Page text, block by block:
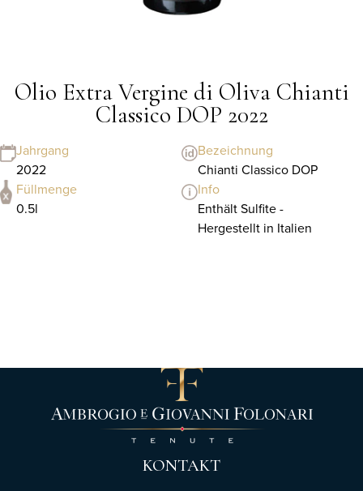
Olio Extra Vergine di Oliva Chianti
Classico DOP 2022
Jahrgang
2022
Bezeichnung
Chianti Classico DOP
Füllmenge
0.5l
Info
Enthält Sulfite -
Hergestellt in Italien
KONTAKT